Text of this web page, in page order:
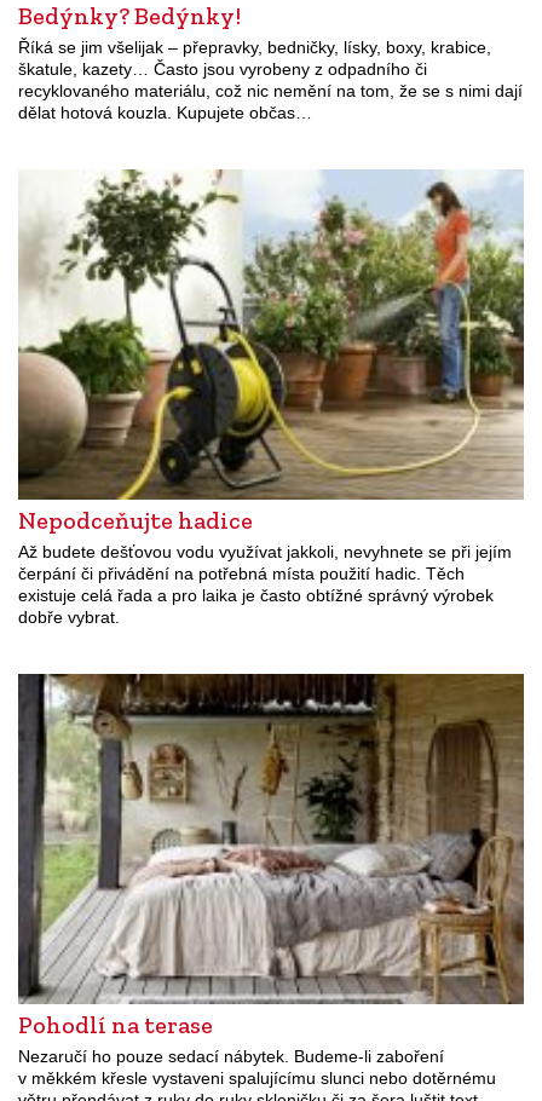
Bedýnky? Bedýnky!
Říká se jim všelijak – přepravky, bedničky, lísky, boxy, krabice,
škatule, kazety… Často jsou vyrobeny z odpadního či
recyklovaného materiálu, což nic nemění na tom, že se s nimi dají
dělat hotová kouzla. Kupujete občas…
Nepodceňujte hadice
Až budete dešťovou vodu využívat jakkoli, nevyhnete se při jejím
čerpání či přivádění na potřebná místa použití hadic. Těch
existuje celá řada a pro laika je často obtížné správný výrobek
dobře vybrat.
Pohodlí na terase
Nezaručí ho pouze sedací nábytek. Budeme-li zaboření
v měkkém křesle vystaveni spalujícímu slunci nebo dotěrnému